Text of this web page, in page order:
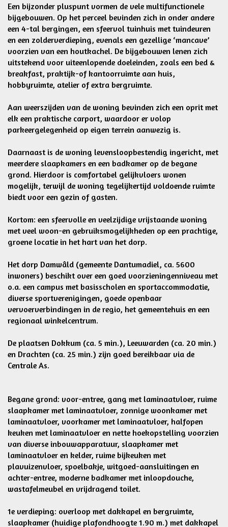
Een bijzonder pluspunt vormen de vele multifunctionele
bijgebouwen. Op het perceel bevinden zich in onder andere
een 4-tal bergingen, een sfeervol tuinhuis met tuindeuren
en een zolderverdieping, evenals een gezellige ‘mancave’
voorzien van een houtkachel. De bijgebouwen lenen zich
uitstekend voor uiteenlopende doeleinden, zoals een bed &
breakfast, praktijk-of kantoorruimte aan huis,
hobbyruimte, atelier of extra bergruimte.
Aan weerszijden van de woning bevinden zich een oprit met
elk een praktische carport, waardoor er volop
parkeergelegenheid op eigen terrein aanwezig is.
Daarnaast is de woning levensloopbestendig ingericht, met
meerdere slaapkamers en een badkamer op de begane
grond. Hierdoor is comfortabel gelijkvloers wonen
mogelijk, terwijl de woning tegelijkertijd voldoende ruimte
biedt voor een gezin of gasten.
Kortom: een sfeervolle en veelzijdige vrijstaande woning
met veel woon-en gebruiksmogelijkheden op een prachtige,
groene locatie in het hart van het dorp.
Het dorp Damwâld (gemeente Dantumadiel, ca. 5600
inwoners) beschikt over een goed voorzieningenniveau met
o.a. een campus met basisscholen en sportaccommodatie,
diverse sportverenigingen, goede openbaar
vervoerverbindingen in de regio, het gemeentehuis en een
regionaal winkelcentrum.
De plaatsen Dokkum (ca. 5 min.), Leeuwarden (ca. 20 min.)
en Drachten (ca. 25 min.) zijn goed bereikbaar via de
Centrale As.
Begane grond: voor-entree, gang met laminaatvloer, ruime
slaapkamer met laminaatvloer, zonnige woonkamer met
laminaatvloer, voorkamer met laminaatvloer, halfopen
keuken met laminaatvloer en nette hoekopstelling voorzien
van diverse inbouwapparatuur, slaapkamer met
laminaatvloer en kelder, ruime bijkeuken met
plavuizenvloer, spoelbakje, witgoed-aansluitingen en
achter-entree, moderne badkamer met inloopdouche,
wastafelmeubel en vrijdragend toilet.
1e verdieping: overloop met dakkapel en bergruimte,
slaapkamer (huidige plafondhoogte 1.90 m.) met dakkapel